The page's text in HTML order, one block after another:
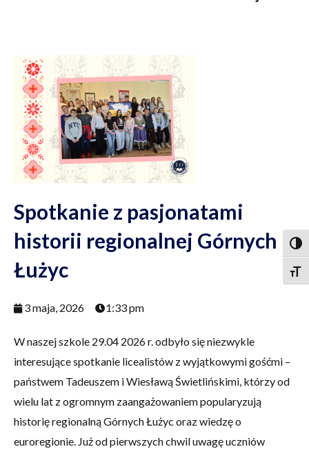
Spotkanie z pasjonatami
historii regionalnej Górnych
Łużyc
3 maja, 2026 1:33 pm
W naszej szkole 29.04 2026 r. odbyło się niezwykle
interesujące spotkanie licealistów z wyjątkowymi gośćmi –
państwem Tadeuszem i Wiesławą Świetlińskimi, którzy od
wielu lat z ogromnym zaangażowaniem popularyzują
historię regionalną Górnych Łużyc oraz wiedzę o
euroregionie. Już od pierwszych chwil uwagę uczniów